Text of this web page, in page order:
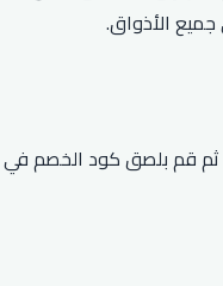
قم بلصق كود الخصم